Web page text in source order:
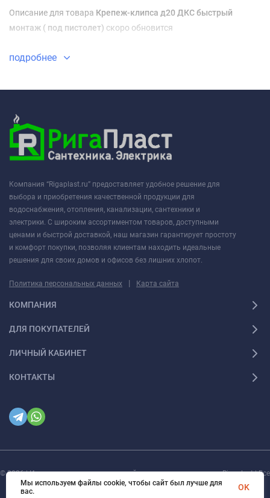
Описание для товара Крепеж-клипса д20 ДКС быстрый
монтаж ( под пистолет) скоро обновится
подробнее
Компания “Rigaplast.ru” предоставляет удобное решение для
выбора и приобретения качественной продукции для
водоснабжения, отопления, канализации, сантехники и
электрики. С широким ассортиментом товаров, доступными
ценами и быстрой доставкой, наш магазин гарантирует простоту
и комфорт покупки, позволяя клиентам находить идеальные
решения для своих домов и офисов без лишних хлопот.
Политика персональных данных | Карта сайта
КОМПАНИЯ
ДЛЯ ПОКУПАТЕЛЕЙ
ЛИЧНЫЙ КАБИНЕТ
КОНТАКТЫ
© 2026 | Интернет магазин инженерной сантехники и электрики Rigaplast | Все
права защищены
Мы используем файлы cookie, чтобы сайт был лучше для
вас.
OK